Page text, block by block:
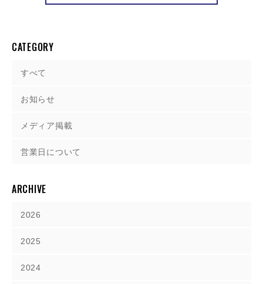
CATEGORY
すべて
お知らせ
メディア掲載
営業日について
ARCHIVE
2026
2025
2024